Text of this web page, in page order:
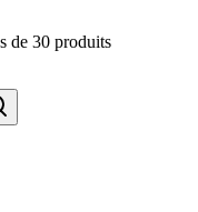
de 30 produits